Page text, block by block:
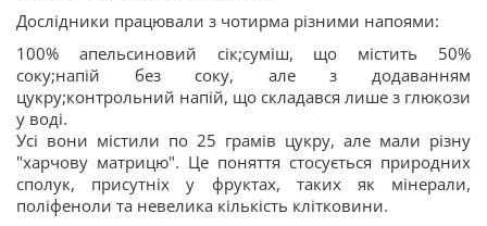
Дослідники працювали з чотирма різними напоями:
100% апельсиновий сік;суміш, що містить 50%
соку;напій без соку, але з додаванням
цукру;контрольний напій, що складався лише з глюкози
у воді.
Усі вони містили по 25 грамів цукру, але мали різну
"харчову матрицю". Це поняття стосується природних
сполук, присутніх у фруктах, таких як мінерали,
поліфеноли та невелика кількість клітковини.